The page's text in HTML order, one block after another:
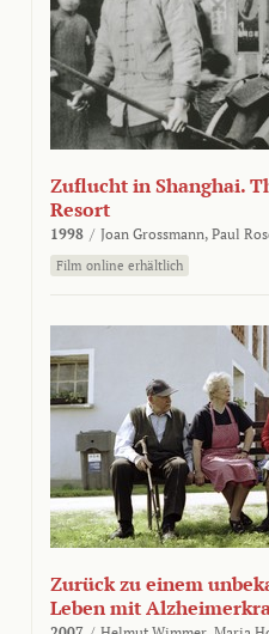
Zuflucht in Shanghai.
Resort
1998 / Joan Grossmann, Paul
Film online erhältlich
Zurück zu einem
Leben mit